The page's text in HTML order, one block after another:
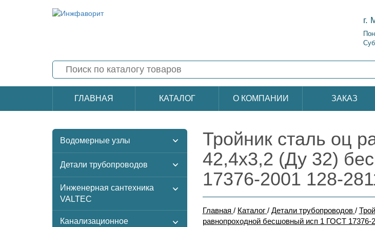
г.
ГЛАВНАЯ КАТАЛОГ О КОМПАНИИ ЗАКАЗ
Водомерные узлы
Детали трубопроводов
Инженерная сантехника
VALTEC
Канализационное
Тройник сталь оц
42,4х3,2 (Ду 32)
17376-2001 128-
Главная / Каталог / Детали трубопроводов /
равнопроходной бесшовный исп 1 ГОСТ 17376-